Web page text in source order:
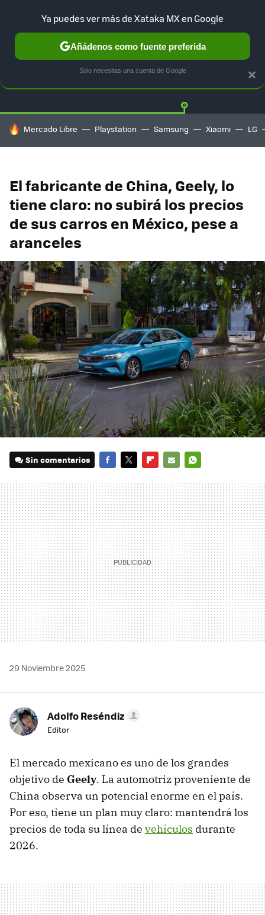
TESLA UBER AUTO ELECTRICO Twitter
HOY SE HABLA DE
Mercado Libre Playstation Samsung Xiaomi LG
El fabricante de China, Geely, lo
tiene claro: no subirá los precios
de sus carros en México, pese a
aranceles
Sin comentarios
MAIL
29 Noviembre 2025
Adolfo Reséndiz
Editor
El mercado mexicano es uno de los grandes
objetivo de Geely. La automotriz proveniente de
China observa un potencial enorme en el país.
Por eso, tiene un plan muy claro: mantendrá los
precios de toda su línea de vehículos durante
2026.
×
Ya puedes ver más de Xataka MX en Google
Añádenos como fuente preferida
Solo necesitas una cuenta de Google